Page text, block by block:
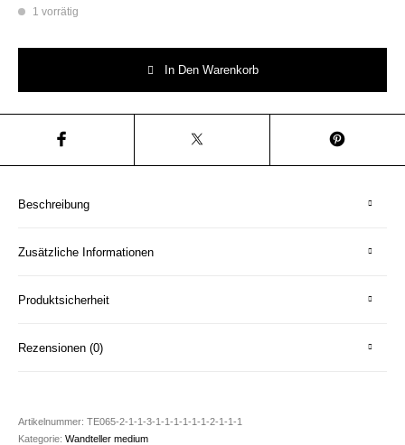
1 vorrätig
In Den Warenkorb
Beschreibung
Zusätzliche Informationen
Produktsicherheit
Rezensionen (0)
Artikelnummer:TE065-2-1-1-3-1-1-1-1-1-1-2-1-1-1
Kategorie:Wandteller medium